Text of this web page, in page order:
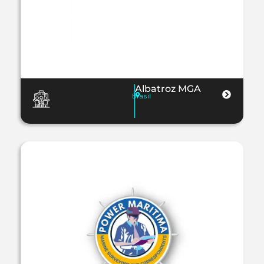
Albatroz MGA
Brasil